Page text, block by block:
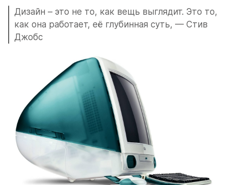
Дизайн – это не то, как вещь выглядит. Это то,
как она работает, её глубинная суть, — Стив
Джобс